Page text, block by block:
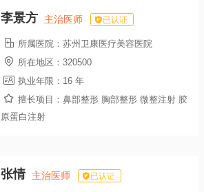
李景方 主治医师 已认证
 所属医院： 苏州卫康医疗美容医院
 所在地区： 320500
 执业年限： 16 年
 擅长项目： 鼻部整形 胸部整形 微整注射 胶
原蛋白注射
张情 主治医师 已认证